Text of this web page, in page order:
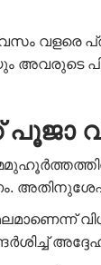
വളരെ
അവരുടെ